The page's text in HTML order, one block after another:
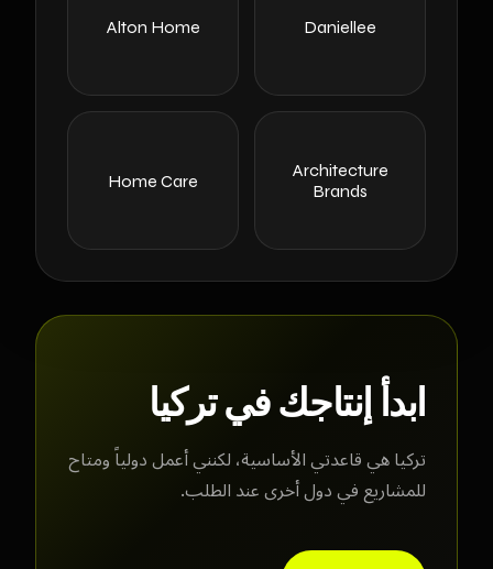
Daniellee
Alton Home
Architecture
Brands
Home Care
ابدأ إنتاجك في تركيا
تركيا هي قاعدتي الأساسية، لكنني أعمل دولياً ومتاح
للمشاريع في دول أخرى عند الطلب.